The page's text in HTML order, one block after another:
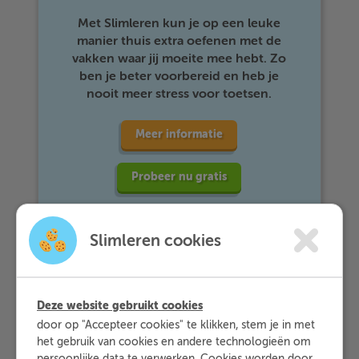
Met Slimleren kun je op een leuke
manier thuis extra oefenen met de
vakken waar jij moeite mee hebt. Zo
ben je beter voorbereid en heb je
nooit meer stress voor toetsen.
Meer informatie
Probeer nu gratis
Je kunt van een formule een tabel maken,
Slimleren cookies
Deze website gebruikt cookies
door op "Accepteer cookies" te klikken, stem je in met
het gebruik van cookies en andere technologieën om